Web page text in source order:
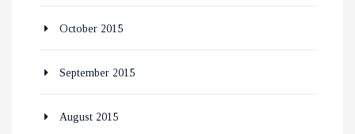
October 2015
September 2015
August 2015